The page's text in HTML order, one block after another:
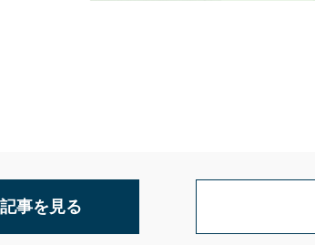
事を見る